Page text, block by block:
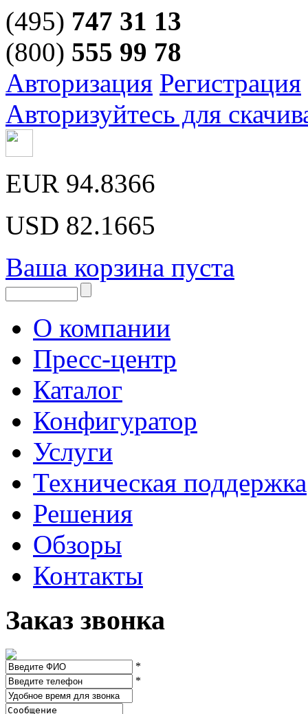
(495) 747 31 13
(800) 555 99 78
Авторизация Регистрация
Авторизуйтесь для
EUR 94.8366
USD 82.1665
Ваша корзина пуста
О компании
Пресс-центр
Каталог
Конфигуратор
Услуги
Техническая поддержка
Решения
Обзоры
Контакты
Заказ звонка
*
*